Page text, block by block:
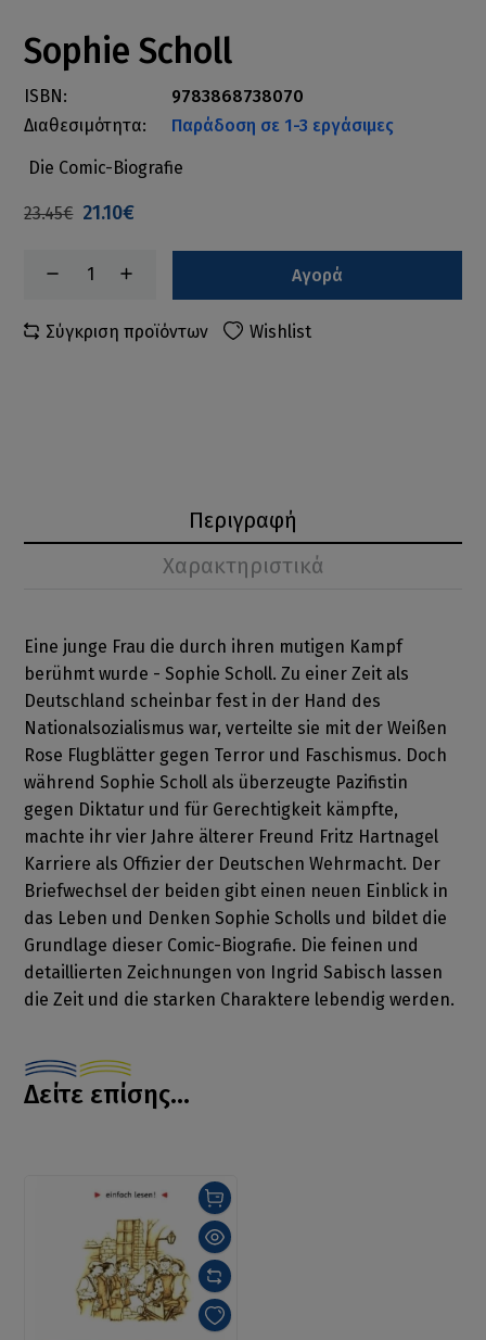
Sophie Scholl
ISBN:
9783868738070
Διαθεσιμότητα:
Παράδοση σε 1-3 εργάσιμες
Die Comic-Biografie
23.45€ 21.10€
Αγορά
Σύγκριση προϊόντων Wishlist
Περιγραφή
Χαρακτηριστικά
Eine junge Frau die durch ihren mutigen Kampf
berühmt wurde - Sophie Scholl. Zu einer Zeit als
Deutschland scheinbar fest in der Hand des
Nationalsozialismus war, verteilte sie mit der Weißen
Rose Flugblätter gegen Terror und Faschismus. Doch
während Sophie Scholl als überzeugte Pazifistin
gegen Diktatur und für Gerechtigkeit kämpfte,
machte ihr vier Jahre älterer Freund Fritz Hartnagel
Karriere als Offizier der Deutschen Wehrmacht. Der
Briefwechsel der beiden gibt einen neuen Einblick in
das Leben und Denken Sophie Scholls und bildet die
Grundlage dieser Comic-Biografie. Die feinen und
detaillierten Zeichnungen von Ingrid Sabisch lassen
die Zeit und die starken Charaktere lebendig werden.
Δείτε επίσης...